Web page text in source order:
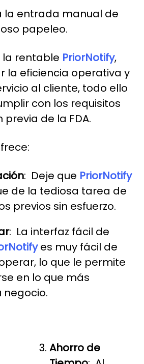
la entrada manual de
papeleo.
la rentable PriorNotify,
la eficiencia operativa y
al cliente, todo ello
con los requisitos
de la FDA.
: Deje que PriorNotify
de la tediosa tarea de
previos sin esfuerzo.
: La interfaz fácil de
es muy fácil de
lo que le permite
en lo que más
negocio.
Ahorro de